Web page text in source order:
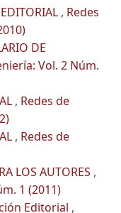
, Redes
DE
Vol. 2 Núm.
, Redes de
, Redes de
LOS AUTORES ,
1 (2011)
Editorial ,